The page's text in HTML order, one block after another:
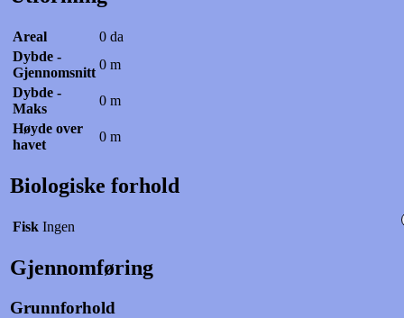
Areal
0 da
Dybde -
Gjennomsnitt
0 m
Dybde -
Maks
0 m
Høyde over
havet
0 m
Biologiske forhold
Fisk Ingen
Gjennomføring
Grunnforhold